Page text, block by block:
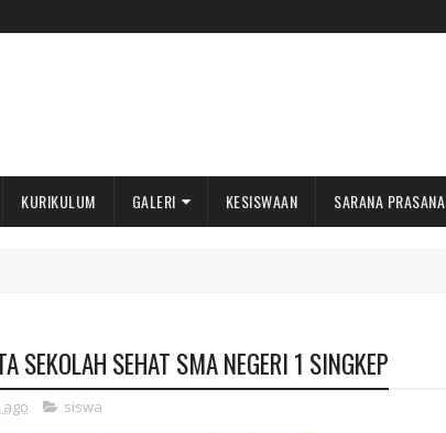
KURIKULUM GALERI KESISWAAN SARANA PRASANA
SEKOLAH SEHAT SMA NEGERI 1 SINGKEP
siswa